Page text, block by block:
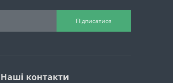
Підписатися
Наші контакти